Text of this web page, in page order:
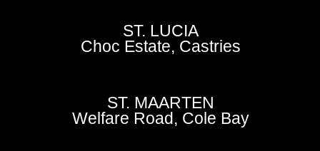
ST. LUCIA
Choc Estate, Castries
ST. MAARTEN
Welfare Road, Cole Bay